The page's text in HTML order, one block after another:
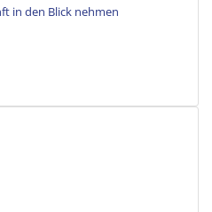
in den Blick nehmen